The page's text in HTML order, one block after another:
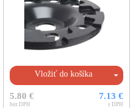
Vložiť do košíka
5.80 €
bez DPH
7.13 €
s DPH